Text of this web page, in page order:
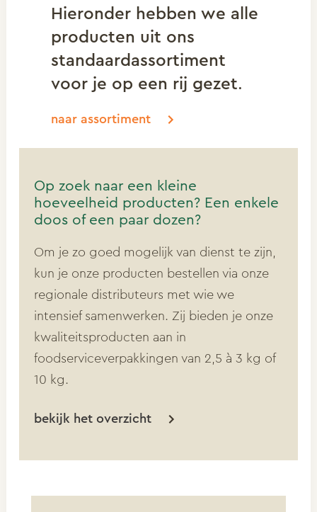
Hieronder hebben we alle
producten uit ons
standaardassortiment
voor je op een rij gezet.
naar assortiment
Op zoek naar een kleine
hoeveelheid producten? Een enkele
doos of een paar dozen?
Om je zo goed mogelijk van dienst te zijn,
kun je onze producten bestellen via onze
regionale distributeurs met wie we
intensief samenwerken. Zij bieden je onze
kwaliteitsproducten aan in
foodserviceverpakkingen van 2,5 à 3 kg of
10 kg.
bekijk het overzicht